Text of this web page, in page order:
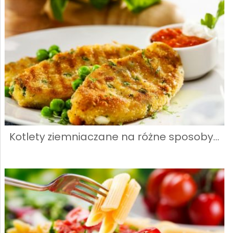
Kotlety ziemniaczane na różne sposoby…